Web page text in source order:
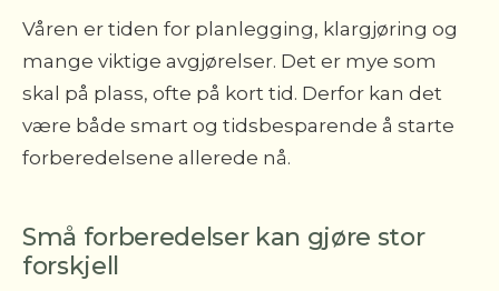
Våren er tiden for planlegging, klargjøring og
mange viktige avgjørelser. Det er mye som
skal på plass, ofte på kort tid. Derfor kan det
være både smart og tidsbesparende å starte
forberedelsene allerede nå.
Små forberedelser kan gjøre stor
forskjell